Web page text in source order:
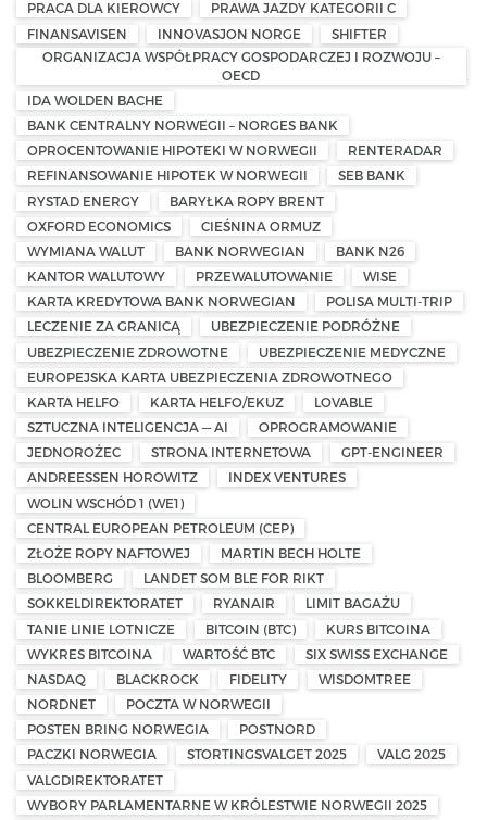
PRACA DLA KIEROWCY
PRAWA JAZDY KATEGORII C
FINANSAVISEN
INNOVASJON NORGE
SHIFTER
ORGANIZACJA WSPÓŁPRACY GOSPODARCZEJ I ROZWOJU –
OECD
IDA WOLDEN BACHE
BANK CENTRALNY NORWEGII – NORGES BANK
OPROCENTOWANIE HIPOTEKI W NORWEGII
RENTERADAR
REFINANSOWANIE HIPOTEK W NORWEGII
SEB BANK
RYSTAD ENERGY
BARYŁKA ROPY BRENT
OXFORD ECONOMICS
CIEŚNINA ORMUZ
WYMIANA WALUT
BANK NORWEGIAN
BANK N26
KANTOR WALUTOWY
PRZEWALUTOWANIE
WISE
KARTA KREDYTOWA BANK NORWEGIAN
POLISA MULTI-TRIP
LECZENIE ZA GRANICĄ
UBEZPIECZENIE PODRÓŻNE
UBEZPIECZENIE ZDROWOTNE
UBEZPIECZENIE MEDYCZNE
EUROPEJSKA KARTA UBEZPIECZENIA ZDROWOTNEGO
KARTA HELFO
KARTA HELFO/EKUZ
LOVABLE
SZTUCZNA INTELIGENCJA — AI
OPROGRAMOWANIE
JEDNOROŻEC
STRONA INTERNETOWA
GPT-ENGINEER
ANDREESSEN HOROWITZ
INDEX VENTURES
WOLIN WSCHÓD 1 (WE1)
CENTRAL EUROPEAN PETROLEUM (CEP)
ZŁOŻE ROPY NAFTOWEJ
MARTIN BECH HOLTE
BLOOMBERG
LANDET SOM BLE FOR RIKT
SOKKELDIREKTORATET
RYANAIR
LIMIT BAGAŻU
TANIE LINIE LOTNICZE
BITCOIN (BTC)
KURS BITCOINA
WYKRES BITCOINA
WARTOŚĆ BTC
SIX SWISS EXCHANGE
NASDAQ
BLACKROCK FIDELITY
WISDOMTREE
NORDNET
POCZTA W NORWEGII
POSTEN BRING NORWEGIA
POSTNORD
PACZKI NORWEGIA
STORTINGSVALGET 2025
VALG 2025
VALGDIREKTORATET
WYBORY PARLAMENTARNE W KRÓLESTWIE NORWEGII 2025